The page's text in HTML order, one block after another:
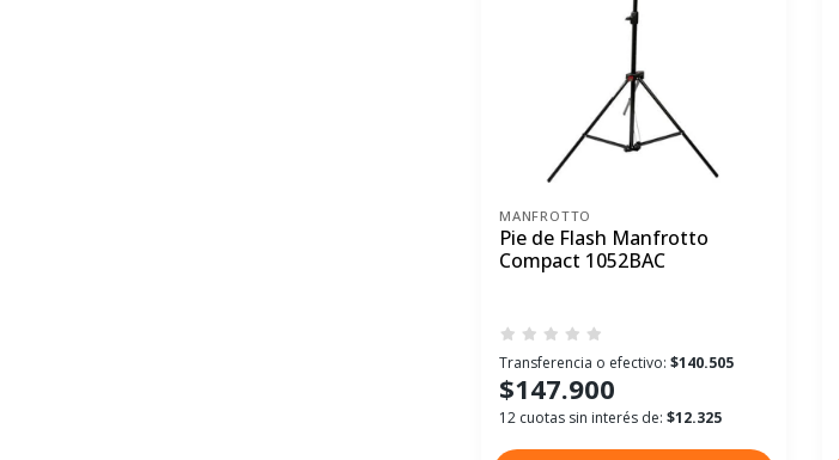
MANFROTTO
Pie de Flash Manfrotto
Compact 1052BAC
Transferencia o efectivo: $140.505
$147.900
12 cuotas sin interés de: $12.325